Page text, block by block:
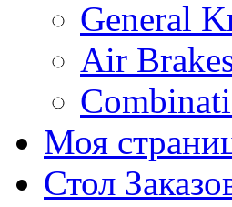
General
Air
Моя
Стол